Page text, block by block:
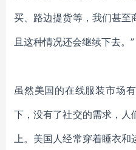
买、路边提货等，我们甚至
且这种情况还会继续下去。”
虽然美国的在线服装市场
下，没有了社交的需求，人
上。美国人经常穿着睡衣和